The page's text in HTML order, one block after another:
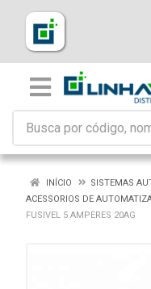
INÍCIO
SISTEMAS
ACESSORIOS DE
FUSIVEL 5 AMPERES 20AG